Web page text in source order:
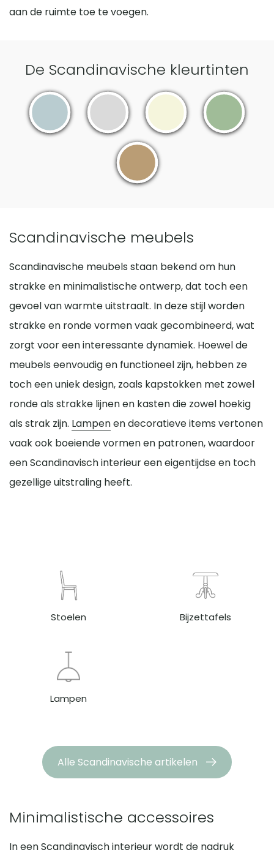
aan de ruimte toe te voegen.
De Scandinavische kleurtinten
Scandinavische meubels
Scandinavische meubels staan bekend om hun
strakke en minimalistische ontwerp, dat toch een
gevoel van warmte uitstraalt. In deze stijl worden
strakke en ronde vormen vaak gecombineerd, wat
zorgt voor een interessante dynamiek. Hoewel de
meubels eenvoudig en functioneel zijn, hebben ze
toch een uniek design, zoals kapstokken met zowel
ronde als strakke lijnen en kasten die zowel hoekig
als strak zijn. Lampenen decoratieve items vertonen
vaak ook boeiende vormen en patronen, waardoor
een Scandinavisch interieur een eigentijdse en toch
gezellige uitstraling heeft.
Stoelen Bijzettafels
Lampen
Alle Scandinavische artikelen
Minimalistische accessoires
In een Scandinavisch interieur wordt de nadruk